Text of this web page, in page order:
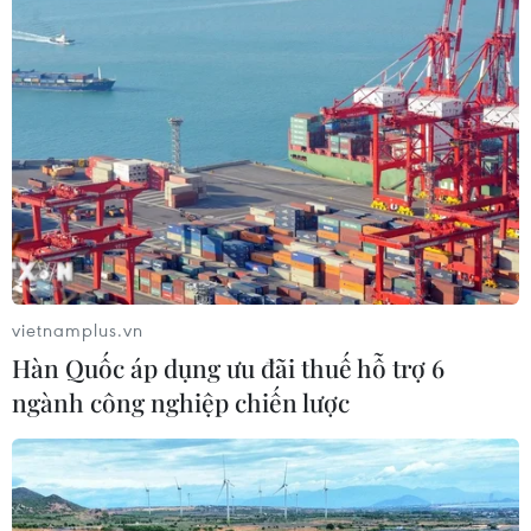
THỦY
Sở hữu trí tuệ
Quy định sử dụng
Hỗ trợ
Ngôn ngữ
TTXVN
Dịch vụ tin
Quảng cáo
Liên hệ
Giấy phép số: 1374/GP-BTTTT do Bộ Thông tin và Truyền thông
cấp ngày 11/9/2008.
Quảng cáo: Phó TBT Nguyễn Thị Tám: 093.5958688, Email:
tamvna@gmail.com
Điện thoại: (024) 39411349 - (024) 39411348, Fax: (024)
vietnamplus.vn
Hàn Quốc áp dụng ưu đãi thuế hỗ trợ 6
ngành công nghiệp chiến lược